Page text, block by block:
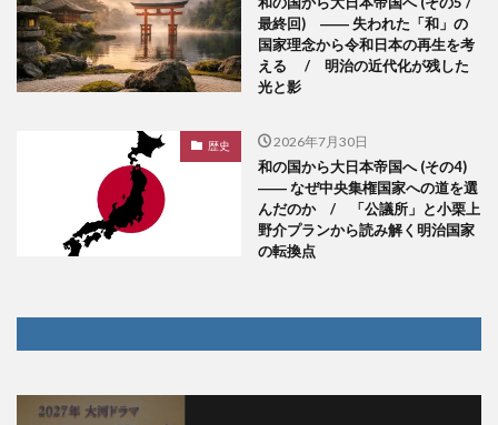
最終回) ―― 失われた「和」の
国家理念から令和日本の再生を考
える / 明治の近代化が残した
光と影
歴史 2026年7月30日
和の国から大日本帝国へ (その4)
―― なぜ中央集権国家への道を選
んだのか / 「公議所」と小栗上
野介プランから読み解く明治国家
の転換点